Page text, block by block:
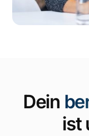
Dein
ist